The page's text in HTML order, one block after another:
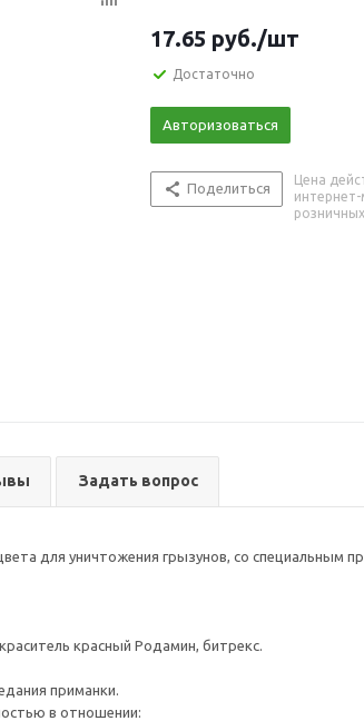
17.65 руб./шт
Достаточно
Авторизоваться
Поделиться
Цена
Задать вопрос
для уничтожения грызунов, со специальным
красный Родамин, битрекс.
приманки.
в отношении: